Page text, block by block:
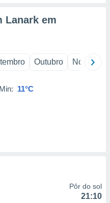
Lanark em
Outubro Novembro
Min: 11°C
Pôr do sol
21:10